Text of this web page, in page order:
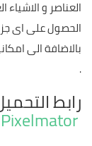
العناصر و
الحصول على اى
بالاضافة الى
.
رابط
Pixelmator